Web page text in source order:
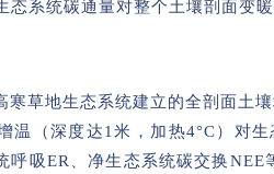
态系统碳通量对整个土壤剖面变暖
寒草地生态系统建立的全剖面土
温（深度达1米，加热4°C）对
呼吸ER、净生态系统碳交换